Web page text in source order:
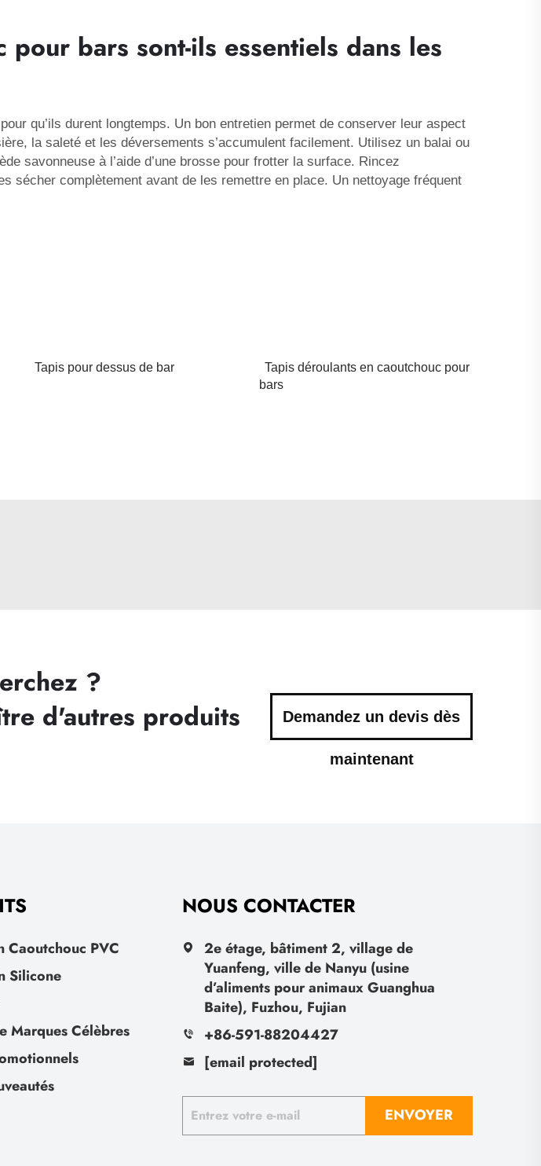
bars sont-ils essentiels dans les
qu’ils durent longtemps. Un bon entretien permet de conserver leur aspect
la saleté et les déversements s’accumulent facilement. Utilisez un balai ou
savonneuse à l’aide d’une brosse pour frotter la surface. Rincez
sécher complètement avant de les remettre en place. Un nettoyage fréquent
Tapis pour dessus de bar
Tapis déroulants en caoutchouc pour
bars
?
d'autres produits
Demandez un devis dès
maintenant
Caoutchouc PVC
Silicone
Marques Célèbres
NOUS CONTACTER
2e étage, bâtiment 2, village de
Yuanfeng, ville de Nanyu (usine
d’aliments pour animaux Guanghua
Baite), Fuzhou, Fujian
+86-591-88204427
[email protected]
ENVOYER